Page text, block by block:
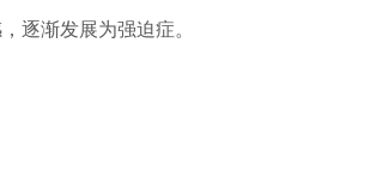
逐渐发展为强迫症。